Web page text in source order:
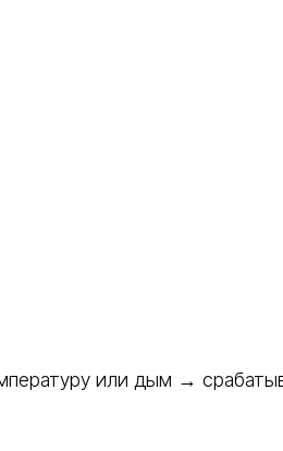
или дым →